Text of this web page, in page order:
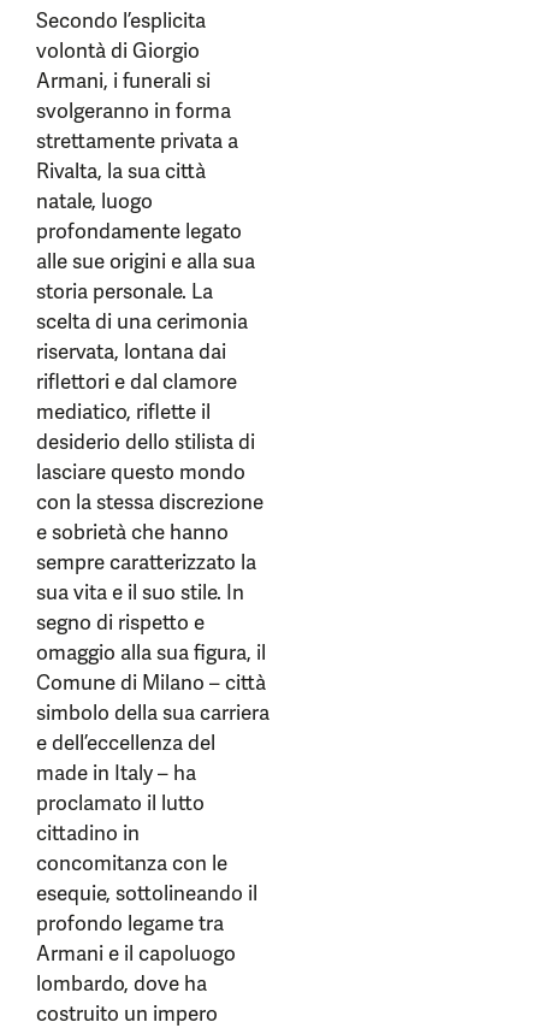
Secondo l’esplicita
volontà di Giorgio
Armani, i funerali si
svolgeranno in forma
strettamente privata a
Rivalta, la sua città
natale, luogo
profondamente legato
alle sue origini e alla sua
storia personale. La
scelta di una cerimonia
riservata, lontana dai
riflettori e dal clamore
mediatico, riflette il
desiderio dello stilista di
lasciare questo mondo
con la stessa discrezione
e sobrietà che hanno
sempre caratterizzato la
sua vita e il suo stile. In
segno di rispetto e
omaggio alla sua figura, il
Comune di Milano – città
simbolo della sua carriera
e dell’eccellenza del
made in Italy – ha
proclamato il lutto
cittadino in
concomitanza con le
esequie, sottolineando il
profondo legame tra
Armani e il capoluogo
lombardo, dove ha
costruito un impero